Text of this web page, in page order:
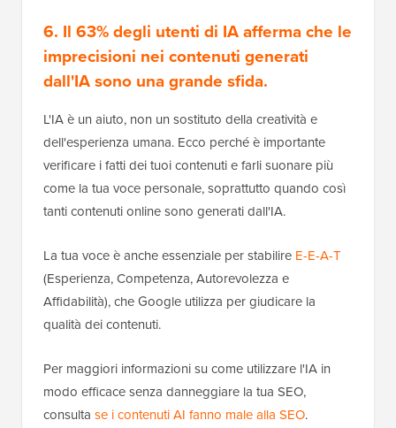
6. Il 63% degli utenti di IA afferma che le
imprecisioni nei contenuti generati
dall'IA sono una grande sfida.
L'IA è un aiuto, non un sostituto della creatività e
dell'esperienza umana. Ecco perché è importante
verificare i fatti dei tuoi contenuti e farli suonare più
come la tua voce personale, soprattutto quando così
tanti contenuti online sono generati dall'IA.
La tua voce è anche essenziale per stabilire E-E-A-T
(Esperienza, Competenza, Autorevolezza e
Affidabilità), che Google utilizza per giudicare la
qualità dei contenuti.
Per maggiori informazioni su come utilizzare l'IA in
modo efficace senza danneggiare la tua SEO,
consulta se i contenuti AI fanno male alla SEO.